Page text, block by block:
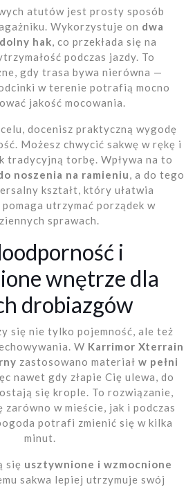
atutów jest prosty sposób
Wykorzystuje on dwa
dolny hak, co przekłada się na
podczas jazdy. To
gdy trasa bywa nierówna —
w terenie potrafią mocno
jakość mocowania.
docenisz praktyczną wygodę
Możesz chwycić sakwę w rękę i
tradycyjną torbę. Wpływa na to
noszenia na ramieniu, a do tego
kształt, który ułatwia
utrzymać porządek w
sprawach.
i
wnętrze dla
drobiazgów
się nie tylko pojemność, ale też
W Karrimor Xterrain
zastosowano materiał w pełni
nawet gdy złapie Cię ulewa, do
się krople. To rozwiązanie,
zarówno w mieście, jak i podczas
potrafi zmienić się w kilka
minut.
się usztywnione i wzmocnione
sakwa lepiej utrzymuje swój